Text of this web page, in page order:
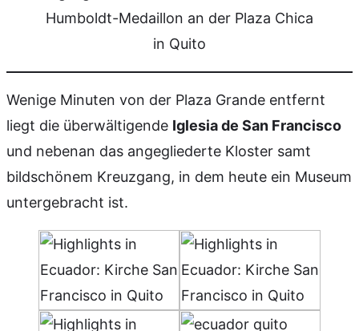
Humboldt-Medaillon an der Plaza Chica
in Quito
Wenige Minuten von der Plaza Grande entfernt
liegt die überwältigende Iglesia de San Francisco
und nebenan das angegliederte Kloster samt
bildschönem Kreuzgang, in dem heute ein Museum
untergebracht ist.